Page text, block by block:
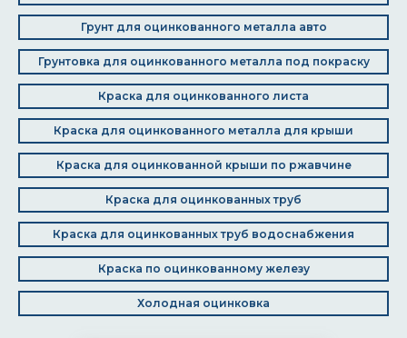
Грунт для оцинкованного металла авто
Грунтовка для оцинкованного металла под покраску
Краска для оцинкованного листа
Краска для оцинкованного металла для крыши
Краска для оцинкованной крыши по ржавчине
Краска для оцинкованных труб
Краска для оцинкованных труб водоснабжения
Краска по оцинкованному железу
Холодная оцинковка